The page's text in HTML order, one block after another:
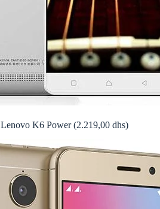
Lenovo K6 Power (2.219,00 dhs)